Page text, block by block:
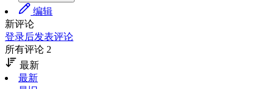
编辑
新评论
登录后发表评论
所有评论 2
最新
最新